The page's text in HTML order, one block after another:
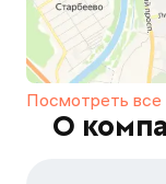
Посмотреть
О